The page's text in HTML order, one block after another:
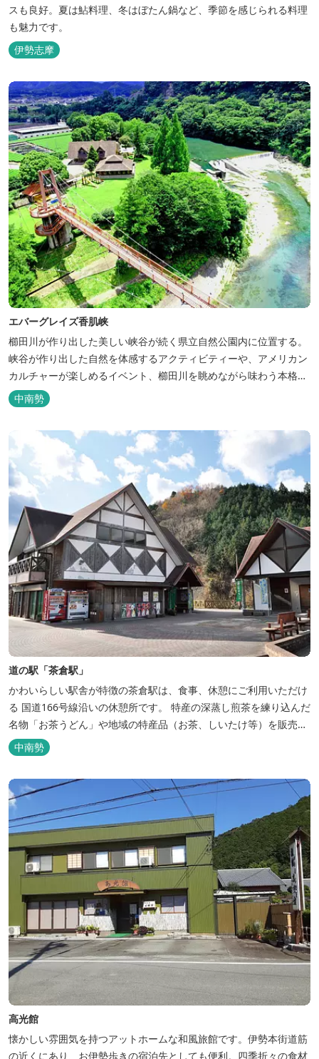
スも良好。夏は鮎料理、冬はぼたん鍋など、季節を感じられる料理
も魅力です。
伊勢志摩
エバーグレイズ香肌峡
櫛田川が作り出した美しい峡谷が続く県立自然公園内に位置する。
峡谷が作り出した自然を体感するアクティビティーや、アメリカン
カルチャーが楽しめるイベント、櫛田川を眺めながら味わう本格的
なアメリカンＢＢＱを体験することができる。 松阪の観光情報は、
松阪観光インフォメーションサイト ワクワ...
中南勢
道の駅「茶倉駅」
かわいらしい駅舎が特徴の茶倉駅は、食事、休憩にご利用いただけ
る 国道166号線沿いの休憩所です。 特産の深蒸し煎茶を練り込んだ
名物「お茶うどん」や地域の特産品（お茶、しいたけ等）を販売。
吊り橋をわたれば宿泊施設のエバーグレイズ香肌峡まですぐ。 【イ
チオシ名物】 ・味噌カツ丼…地元産の甘味噌を使ったボリュームた
っぷりの丼ぶり。 松阪の観光情報は、松阪観光インフォメ...
中南勢
高光館
懐かしい雰囲気を持つアットホームな和風旅館です。伊勢本街道筋
の近くにあり、お伊勢歩きの宿泊先としても便利。四季折々の食材